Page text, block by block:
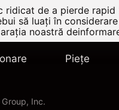
ridicat de a pierde
să luați în
noastră
Pieţe
Inc.